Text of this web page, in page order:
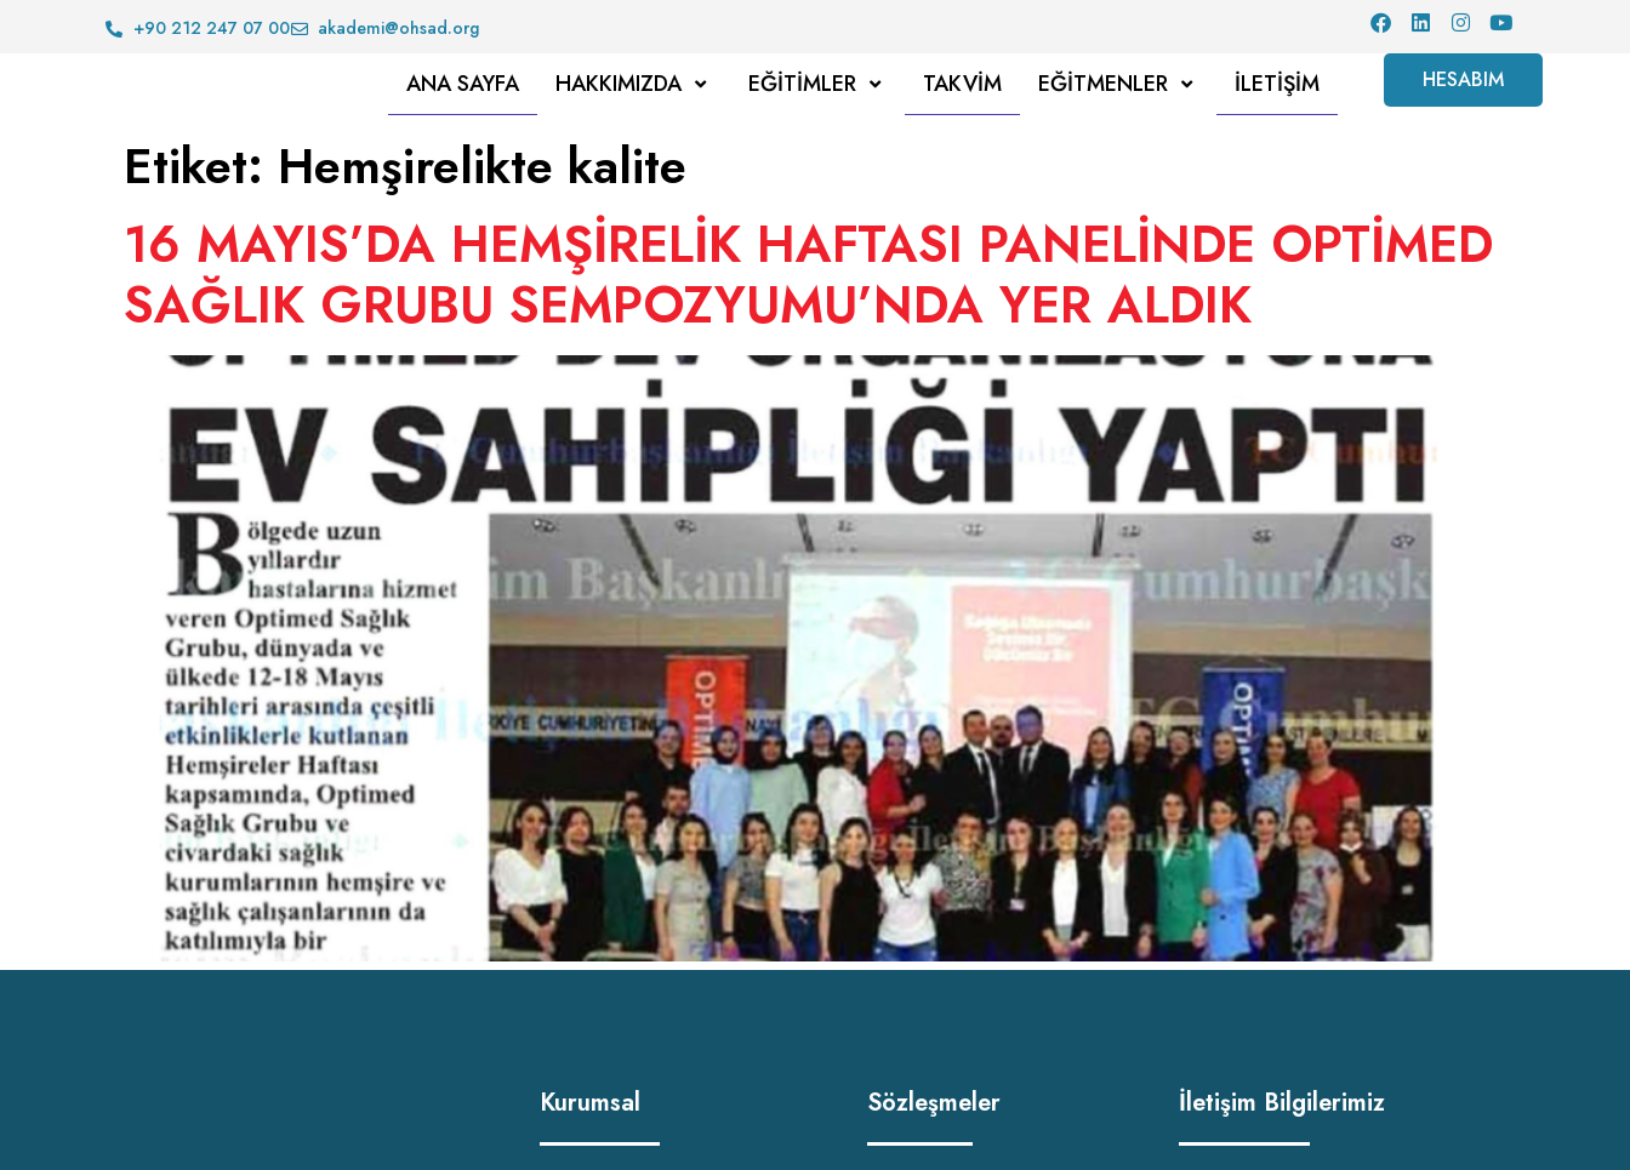
+90 212 247 07 00 akademi@ohsad.org
ANA SAYFA HAKKIMIZDA EĞITIMLER TAKVIM EĞITMENLER İLETIŞIM HESABIM
Etiket: Hemşirelikte kalite
16 MAYIS’DA HEMŞİRELİK HAFTASI PANELİNDE OPTİMED
SAĞLIK GRUBU SEMPOZYUMU’NDA YER ALDIK
Kurumsal Sözleşmeler İletişim Bilgilerimiz